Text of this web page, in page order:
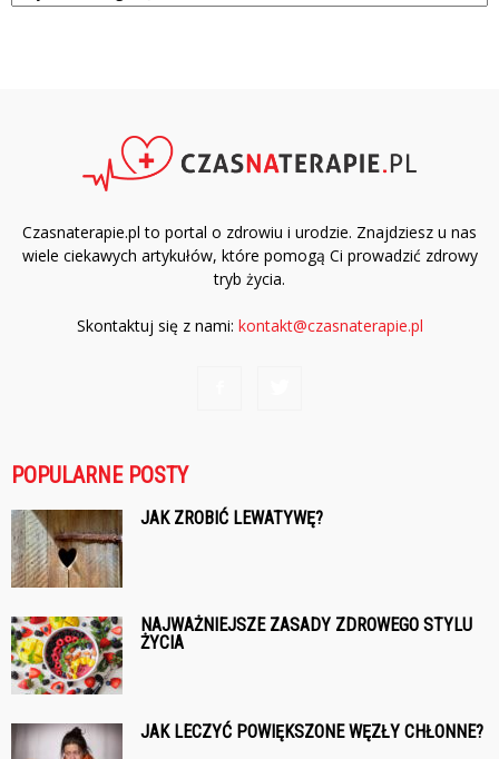
Czasnaterapie.pl to portal o zdrowiu i urodzie. Znajdziesz u nas
wiele ciekawych artykułów, które pomogą Ci prowadzić zdrowy
tryb życia.
Skontaktuj się z nami: kontakt@czasnaterapie.pl
POPULARNE POSTY
JAK ZROBIĆ LEWATYWĘ?
NAJWAŻNIEJSZE ZASADY ZDROWEGO STYLU
ŻYCIA
JAK LECZYĆ POWIĘKSZONE WĘZŁY CHŁONNE?